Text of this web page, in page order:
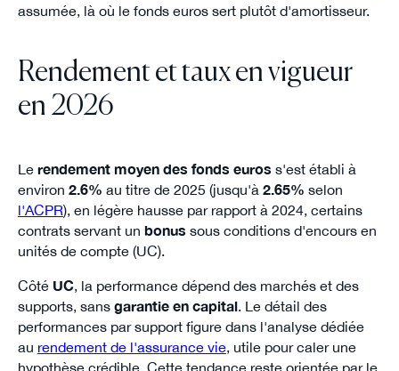
assumée, là où le fonds euros sert plutôt d'amortisseur.
Rendement et taux en vigueur
en 2026
Le rendement moyen des fonds euros s'est établi à
environ 2.6% au titre de 2025 (jusqu'à 2.65% selon
l'ACPR), en légère hausse par rapport à 2024, certains
contrats servant un bonus sous conditions d'encours en
unités de compte (UC).
Côté UC, la performance dépend des marchés et des
supports, sans garantie en capital. Le détail des
performances par support figure dans l'analyse dédiée
au rendement de l'assurance vie, utile pour caler une
hypothèse crédible. Cette tendance reste orientée par le